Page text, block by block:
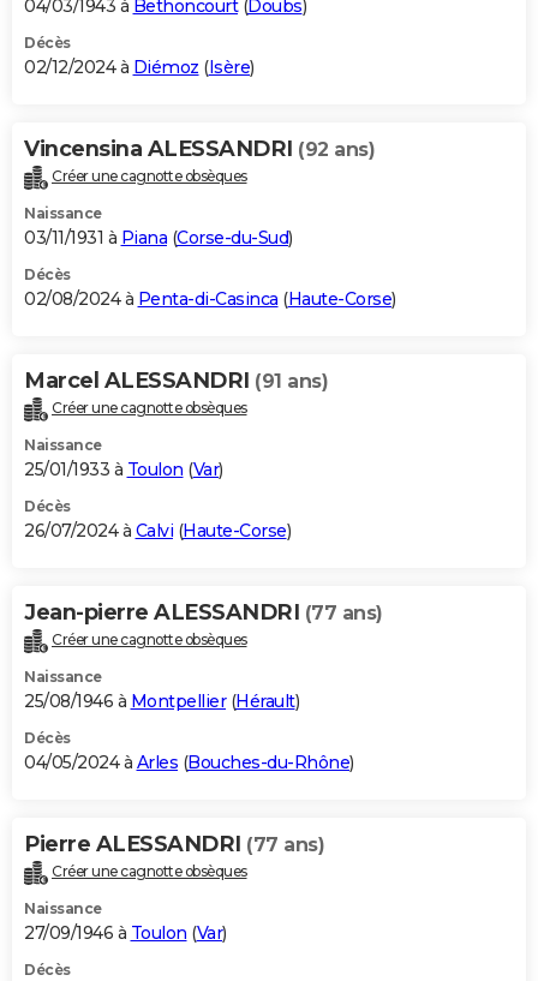
04/03/1943 à Bethoncourt(Doubs)
Décès
02/12/2024 à Diémoz (Isère)
Vincensina ALESSANDRI (92 ans)
Créer une cagnotte obsèques
Naissance
03/11/1931 à Piana (Corse-du-Sud)
Décès
02/08/2024 à Penta-di-Casinca (Haute-Corse)
Marcel ALESSANDRI (91 ans)
Créer une cagnotte obsèques
Naissance
25/01/1933 à Toulon (Var)
Décès
26/07/2024 à Calvi (Haute-Corse)
Jean-pierre ALESSANDRI (77 ans)
Créer une cagnotte obsèques
Naissance
25/08/1946 à Montpellier(Hérault)
Décès
04/05/2024 à Arles (Bouches-du-Rhône)
Pierre ALESSANDRI (77 ans)
Créer une cagnotte obsèques
Naissance
27/09/1946 à Toulon (Var)
Décès